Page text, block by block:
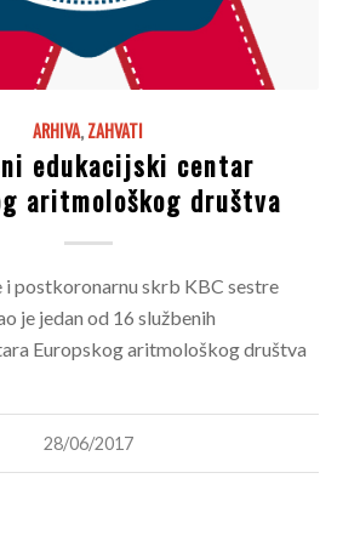
ARHIVA,ZAHVATI
edukacijski centar
aritmološkog društva
i postkoronarnu skrb KBC sestre
je jedan od 16 službenih
Europskog aritmološkog društva
28/06/2017